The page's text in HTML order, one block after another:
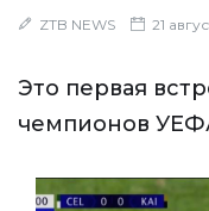
ZTB NEWS 21
Это первая
чемпионов